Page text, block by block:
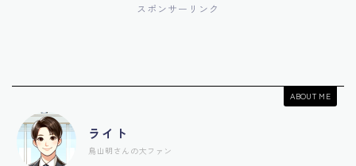
スポンサーリンク
ABOUT ME
ライト
鳥山明さんの大ファン